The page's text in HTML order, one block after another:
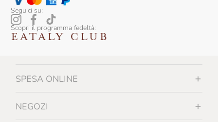
Seguici su:
Scopri il programma fedeltà:
SPESA ONLINE
NEGOZI